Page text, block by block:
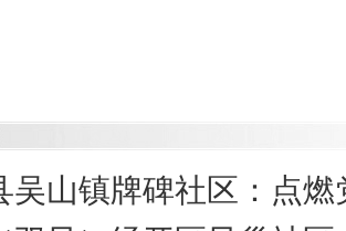
吴山镇牌碑社区：点燃